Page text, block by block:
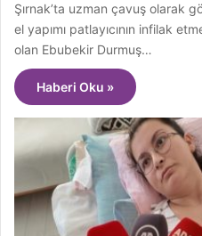
Şırnak’ta uzman çavuş olarak
el yapımı patlayıcının infilak
olan Ebubekir Durmuş…
Haberi Oku »